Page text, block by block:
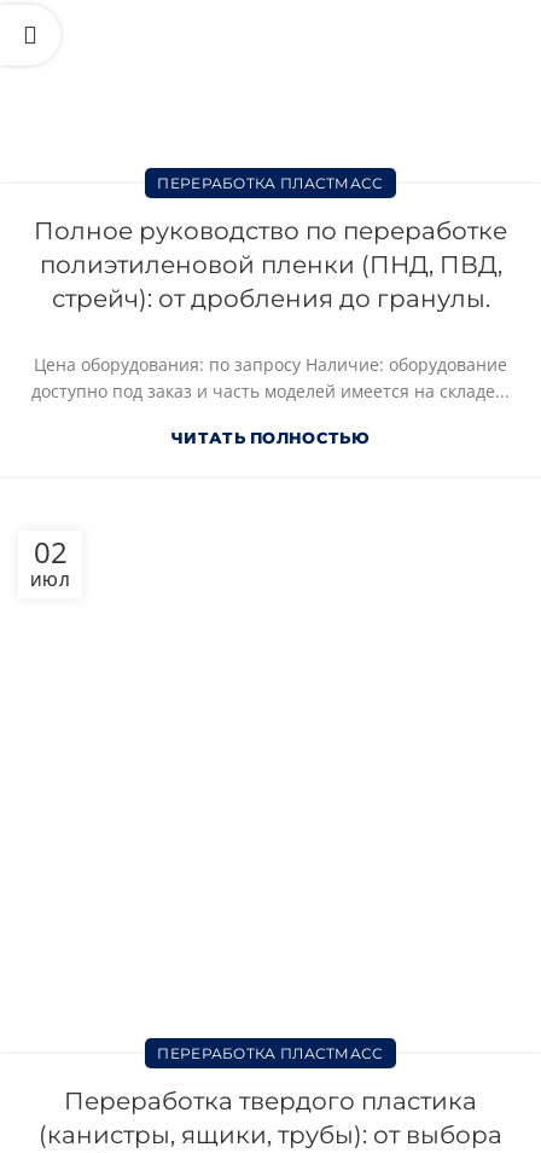
ПЕРЕРАБОТКА ПЛАСТМАСС
Полное руководство по переработке
полиэтиленовой пленки (ПНД, ПВД,
стрейч): от дробления до гранулы.
Цена оборудования: по запросу Наличие: оборудование
доступно под заказ и часть моделей имеется на складе...
ЧИТАТЬ ПОЛНОСТЬЮ
02
ИЮЛ
ПЕРЕРАБОТКА ПЛАСТМАСС
Переработка твердого пластика
(канистры, ящики, трубы): от выбора